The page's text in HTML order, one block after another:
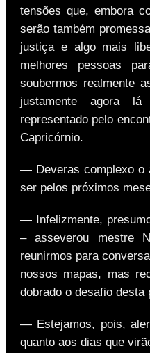
tensões que, embora
serão também
justiça e algo mais
melhores pessoas
soubermos realmente
justamente agora
representado pelo
Capricórnio.
— Deveras complexo o
ser pelos próximos
— Infelizmente,
– asseverou mestre
reunirmos para
nossos mapas, mas
dobrado o desafio desta
— Estejamos, pois,
quanto aos dias que